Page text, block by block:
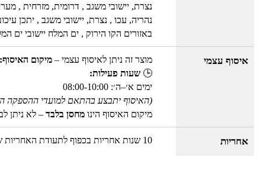
נצרת, יישובי משגב , דרומית, מזרחית ,
נהריה, עכו , נצרת, יישובי משגב , יתכן
באזורים הקו הירוק , ים המלח יישובי ים המלח ,
איסוף עצמי מוצר זה ניתן לאיסוף עצמי – מיקום
🕒 שעות פעילות:
ימים א׳–ה׳: 08:00-10:00
(האיסוף יתבצע בהתאם למועדי ההספקה
מיקום האיסוף הינו מחסן בלבד – לא ניתן
אחריות 10 שנות אחריות בכפוף לתעודת האחריות של OLYMPIA היבואן הרשמי